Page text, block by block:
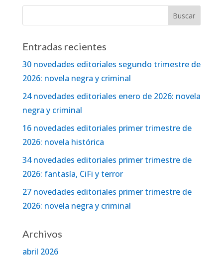
Entradas recientes
30 novedades editoriales segundo trimestre de
2026: novela negra y criminal
24 novedades editoriales enero de 2026: novela
negra y criminal
16 novedades editoriales primer trimestre de
2026: novela histórica
34 novedades editoriales primer trimestre de
2026: fantasía, CiFi y terror
27 novedades editoriales primer trimestre de
2026: novela negra y criminal
Archivos
abril 2026